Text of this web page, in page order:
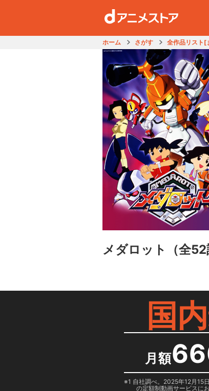
ホーム さがす 全作品リスト[
メダロット （全52
国
月額
1 自社調べ。2025年12月15
の定額制動画サービスに